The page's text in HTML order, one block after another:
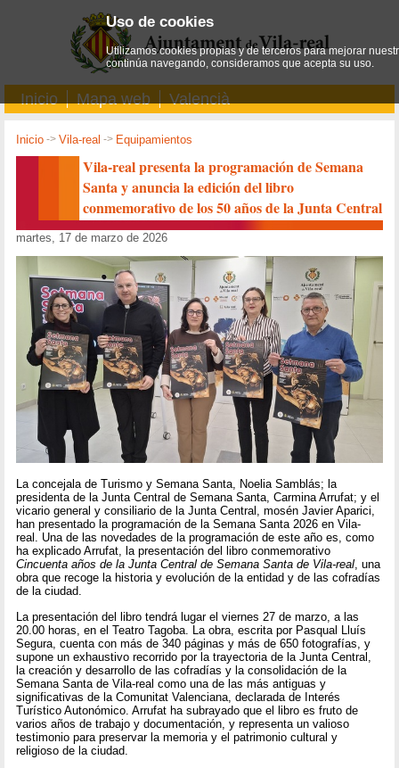
Inicio Mapa web Valencià
Inicio ->Vila-real -> Equipamientos
Vila-real presenta la programación de Semana
Santa y anuncia la edición del libro
conmemorativo de los 50 años de la Junta Central
martes, 17 de marzo de 2026
La concejala de Turismo y Semana Santa, Noelia Samblás; la
presidenta de la Junta Central de Semana Santa, Carmina Arrufat; y el
vicario general y consiliario de la Junta Central, mosén Javier Aparici,
han presentado la programación de la Semana Santa 2026 en Vila-
real. Una de las novedades de la programación de este año es, como
ha explicado Arrufat, la presentación del libro conmemorativo
Cincuenta años de la Junta Central de Semana Santa de Vila-real, una
obra que recoge la historia y evolución de la entidad y de las cofradías
de la ciudad.
La presentación del libro tendrá lugar el viernes 27 de marzo, a las
20.00 horas, en el Teatro Tagoba. La obra, escrita por Pasqual Lluís
Segura, cuenta con más de 340 páginas y más de 650 fotografías, y
supone un exhaustivo recorrido por la trayectoria de la Junta Central,
la creación y desarrollo de las cofradías y la consolidación de la
Semana Santa de Vila-real como una de las más antiguas y
significativas de la Comunitat Valenciana, declarada de Interés
Turístico Autonómico. Arrufat ha subrayado que el libro es fruto de
varios años de trabajo y documentación, y representa un valioso
testimonio para preservar la memoria y el patrimonio cultural y
religioso de la ciudad.
Uso de cookies
Utilizamos cookies propias y de terceros para mejorar
continúa navegando, consideramos que acepta su uso.